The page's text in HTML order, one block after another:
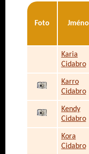
Foto Jméno
Karia
Cidabro
Karro
Cidabro
Kendy
Cidabro
Kora
Cidabro